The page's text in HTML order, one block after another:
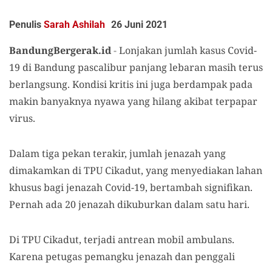
Penulis Sarah Ashilah 26 Juni 2021
BandungBergerak.id-Lonjakan jumlah kasus Covid-
19 di Bandung pascalibur panjang lebaran masih terus
berlangsung. Kondisi kritis ini juga berdampak pada
makin banyaknya nyawa yang hilang akibat terpapar
virus.
Dalam tiga pekan terakir, jumlah jenazah yang
dimakamkan di TPU Cikadut, yang menyediakan lahan
khusus bagi jenazah Covid-19, bertambah signifikan.
Pernah ada 20 jenazah dikuburkan dalam satu hari.
Di TPU Cikadut, terjadi antrean mobil ambulans.
Karena petugas pemangku jenazah dan penggali